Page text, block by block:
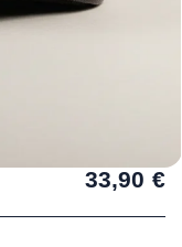
33,90 €